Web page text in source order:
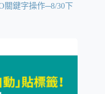
關鍵字操作─8/30下